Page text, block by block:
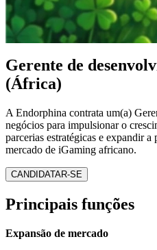
Gerente de
(África)
A Endorphina contrata um(a)
negócios para impulsionar o
parcerias estratégicas e expandir
mercado de iGaming africano.
CANDIDATAR-SE
Principais funções
Expansão de mercado